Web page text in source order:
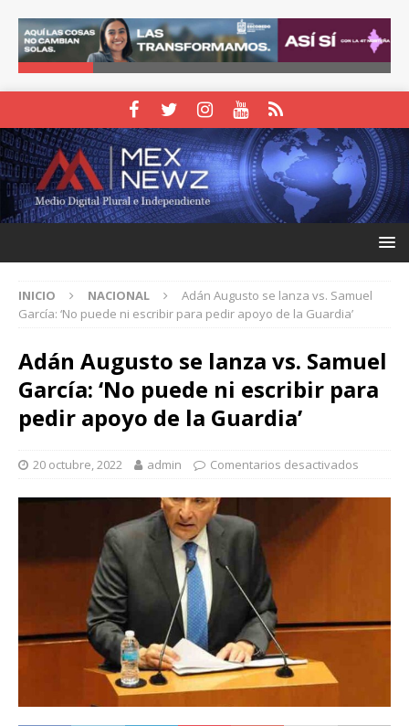
INICIO NACIONAL
Adán Augusto se lanza vs. Samuel
García: ‘No puede ni escribir para pedir apoyo de la Guardia’
Adán Augusto se lanza vs. Samuel
García: ‘No puede ni escribir para
pedir apoyo de la Guardia’
20 octubre, 2022 admin Comentarios desactivados